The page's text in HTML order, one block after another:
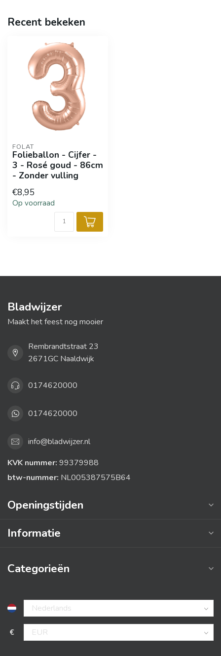
Recent bekeken
FOLAT
Folieballon - Cijfer -
3 - Rosé goud - 86cm
- Zonder vulling
€8,95
Op voorraad
Bladwijzer
Maakt het feest nog mooier
Rembrandtstraat 23
2671GC Naaldwijk
0174620000
0174620000
info@bladwijzer.nl
KVK nummer: 99379988
btw-nummer: NL005387575B64
Openingstijden
Informatie
Categorieën
€